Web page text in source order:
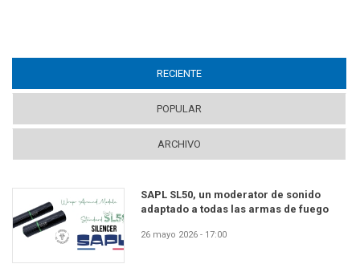
RECIENTE
POPULAR
ARCHIVO
SAPL SL50, un moderator de sonido
adaptado a todas las armas de fuego
26 mayo 2026 - 17:00